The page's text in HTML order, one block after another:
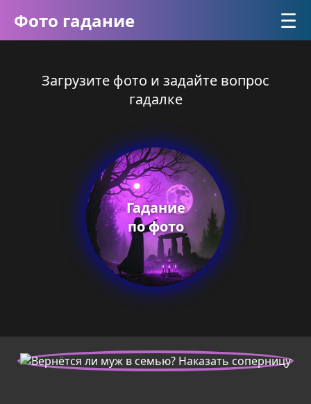
Фото гадание ☰
Загрузите фото и задайте вопрос
гадалке
Гадание
по фото